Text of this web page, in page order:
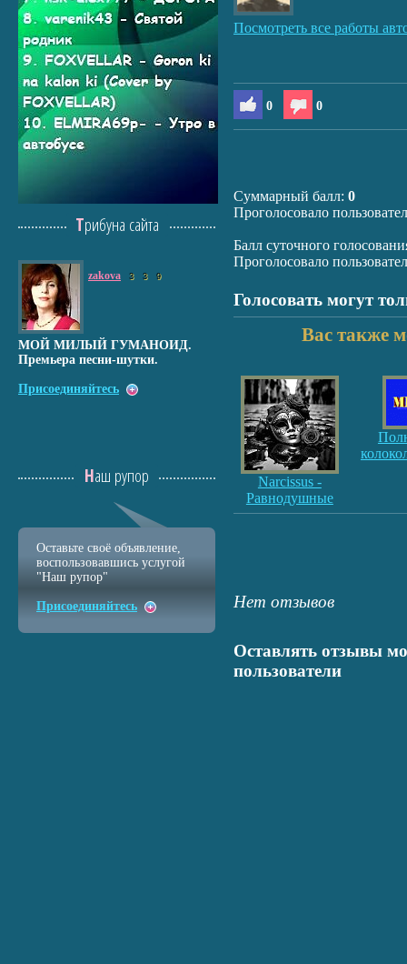
pause
Посмотреть все работы
0 0
Суммарный балл: 0
Проголосовало
Балл суточного
Проголосовало
Голосовать могут
Вас также
Narcissus -
Равнодушные
Нет отзывов
Оставлять отзывы
пользователи
Трибуна сайта
zakova 3 3 9
МОЙ МИЛЫЙ ГУМАНОИД.
Премьера песни-шутки.
Присоединяйтесь
Наш рупор
Оставьте своё объявление,
воспользовавшись услугой
"Наш рупор"
Присоединяйтесь